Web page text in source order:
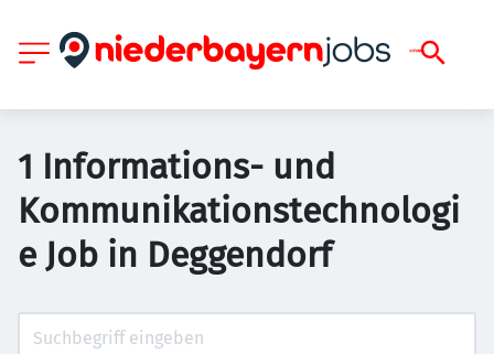
1 Informations- und
Kommunikationstechnologi
e Job in Deggendorf